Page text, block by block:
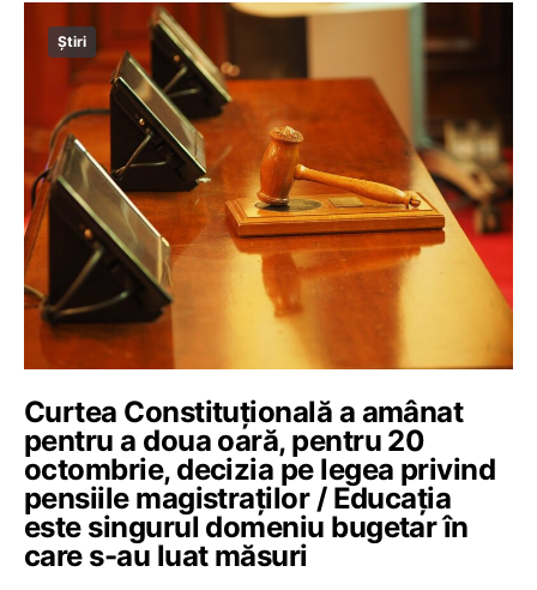
Știri
Curtea Constituțională a amânat
pentru a doua oară, pentru 20
octombrie, decizia pe legea privind
pensiile magistraților / Educația
este singurul domeniu bugetar în
care s-au luat măsuri